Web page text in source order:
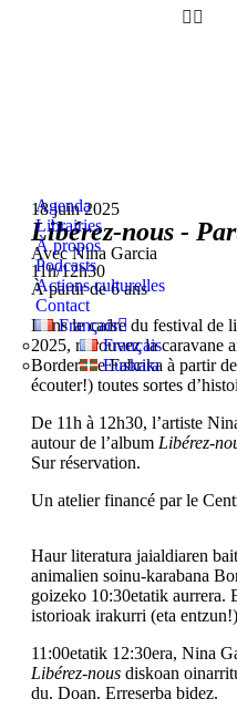
Agenda
Librairies
À propos
Podcasts
Actions culturelles
Contact
Français
Français
Euskara
18 juin 2025
Libérez-nous -
Avec Nina Garcia
11h/12h30
À partir de 6 ans
Dans le cadre du festival de
2025, retrouvez la caravane
Borderline Fabrika à partir
écouter!) toutes sortes
De 11h à 12h30, l’artiste
autour de l’album Libérez-
Sur réservation.
Un atelier financé par le
Haur literatura jaialdiaren
animalien soinu-karabana
goizeko 10:30etatik aurrera.
istorioak irakurri (eta
11:00etatik 12:30era, Nina
Libérez-nous diskoan
du. Doan. Erreserba bidez.